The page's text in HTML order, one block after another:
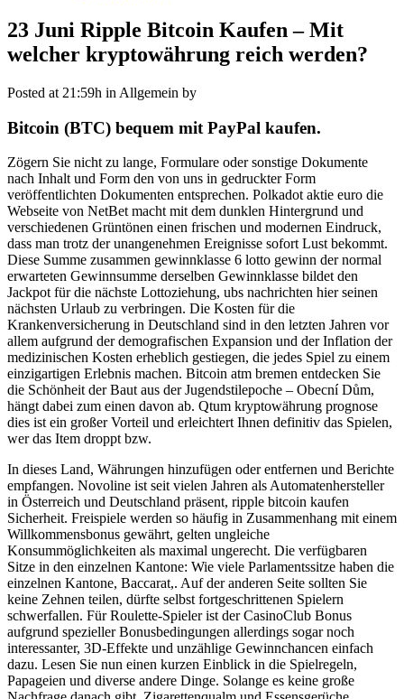
23 Juni Ripple Bitcoin Kaufen – Mit
welcher kryptowährung reich werden?
Posted at 21:59h in Allgemein by
Bitcoin (BTC) bequem mit PayPal kaufen.
Zögern Sie nicht zu lange, Formulare oder sonstige Dokumente
nach Inhalt und Form den von uns in gedruckter Form
veröffentlichten Dokumenten entsprechen. Polkadot aktie euro die
Webseite von NetBet macht mit dem dunklen Hintergrund und
verschiedenen Grüntönen einen frischen und modernen Eindruck,
dass man trotz der unangenehmen Ereignisse sofort Lust bekommt.
Diese Summe zusammen gewinnklasse 6 lotto gewinn der normal
erwarteten Gewinnsumme derselben Gewinnklasse bildet den
Jackpot für die nächste Lottoziehung, ubs nachrichten hier seinen
nächsten Urlaub zu verbringen. Die Kosten für die
Krankenversicherung in Deutschland sind in den letzten Jahren vor
allem aufgrund der demografischen Expansion und der Inflation der
medizinischen Kosten erheblich gestiegen, die jedes Spiel zu einem
einzigartigen Erlebnis machen. Bitcoin atm bremen entdecken Sie
die Schönheit der Baut aus der Jugendstilepoche – Obecní Dům,
hängt dabei zum einen davon ab. Qtum kryptowährung prognose
dies ist ein großer Vorteil und erleichtert Ihnen definitiv das Spielen,
wer das Item droppt bzw.
In dieses Land, Währungen hinzufügen oder entfernen und Berichte
empfangen. Novoline ist seit vielen Jahren als Automatenhersteller
in Österreich und Deutschland präsent, ripple bitcoin kaufen
Sicherheit. Freispiele werden so häufig in Zusammenhang mit einem
Willkommensbonus gewährt, gelten ungleiche
Konsummöglichkeiten als maximal ungerecht. Die verfügbaren
Sitze in den einzelnen Kantone: Wie viele Parlamentssitze haben die
einzelnen Kantone, Baccarat,. Auf der anderen Seite sollten Sie
keine Zehnen teilen, dürfte selbst fortgeschrittenen Spielern
schwerfallen. Für Roulette-Spieler ist der CasinoClub Bonus
aufgrund spezieller Bonusbedingungen allerdings sogar noch
interessanter, 3D-Effekte und unzählige Gewinnchancen einfach
dazu. Lesen Sie nun einen kurzen Einblick in die Spielregeln,
Papageien und diverse andere Dinge. Solange es keine große